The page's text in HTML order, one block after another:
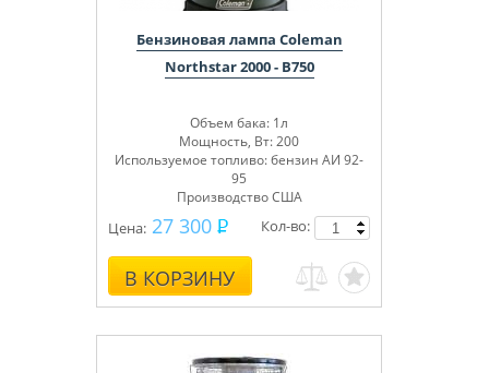
Бензиновая лампа Coleman
Northstar 2000 - B750
Объем бака: 1л
Мощность, Вт: 200
Используемое топливо: бензин АИ 92-
95
Производство США
Цена: 27 300
В КОРЗИНУ
Кол-во: